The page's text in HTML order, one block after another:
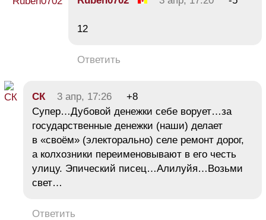
12
Ответить
СК 3 апр, 17:26
+8
Супер…Дубовой денежки себе ворует…за
государственные денежки (наши) делает
в «своём» (электорально) селе ремонт дорог,
а колхозники переименовывают в его честь
улицу. Эпический писец…Алилуйя…Возьми
свет…
Ответить